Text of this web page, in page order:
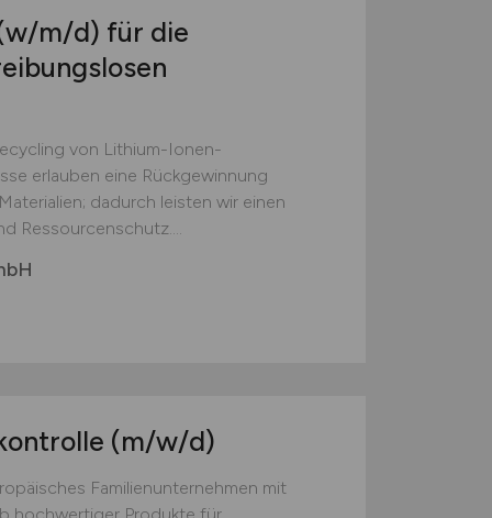
m/d) für die
von Lithium-Ionen-
erlauben eine Rückgewinnung
dadurch leisten wir einen
Ressourcenschutz....
(m/w/d)
Familienunternehmen mit